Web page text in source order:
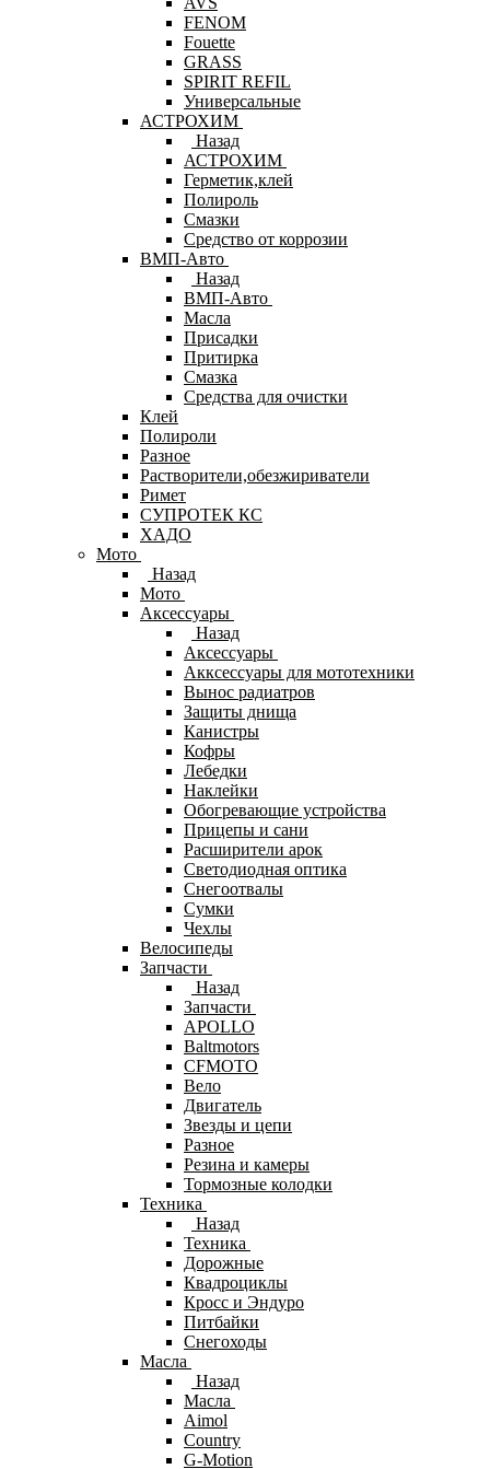
FENOM
Fouette
GRASS
SPIRIT REFIL
Универсальные
АСТРОХИМ
Назад
АСТРОХИМ
Герметик,клей
Полироль
Смазки
Средство от коррозии
ВМП-Авто
Назад
ВМП-Авто
Масла
Присадки
Притирка
Смазка
Средства для очистки
Клей
Полироли
Разное
Растворители,обезжириватели
Римет
СУПРОТЕК КС
ХАДО
Мото
Назад
Мото
Аксессуары
Назад
Аксессуары
Акксессуары для мототехники
Вынос радиатров
Защиты днища
Канистры
Кофры
Лебедки
Наклейки
Обогревающие устройства
Прицепы и сани
Расширители арок
Светодиодная оптика
Снегоотвалы
Сумки
Чехлы
Велосипеды
Запчасти
Назад
Запчасти
APOLLO
Baltmotors
CFMOTO
Вело
Двигатель
Звезды и цепи
Разное
Резина и камеры
Тормозные колодки
Техника
Назад
Техника
Дорожные
Квадроциклы
Кросс и Эндуро
Питбайки
Снегоходы
Масла
Назад
Масла
Aimol
Country
G-Motion